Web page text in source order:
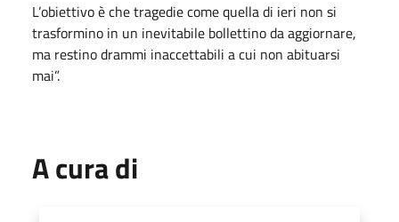
L’obiettivo è che tragedie come quella di ieri non si
trasformino in un inevitabile bollettino da aggiornare,
ma restino drammi inaccettabili a cui non abituarsi
mai”.
A cura di